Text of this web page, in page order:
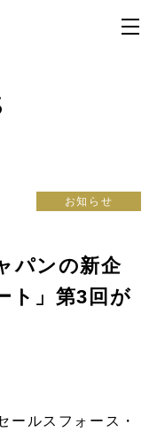
お知らせ
パンの新企
ト」第3回が
ールスフォース・